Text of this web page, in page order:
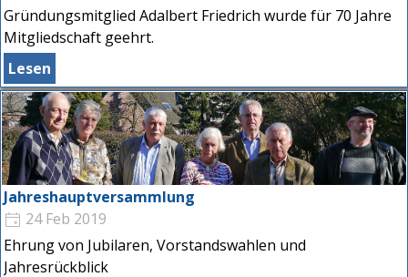
Gründungsmitglied Adalbert Friedrich wurde für 70 Jahre
Mitgliedschaft geehrt.
Lesen
Jahreshauptversammlung
24 Feb 2019
Ehrung von Jubilaren, Vorstandswahlen und
Jahresrückblick